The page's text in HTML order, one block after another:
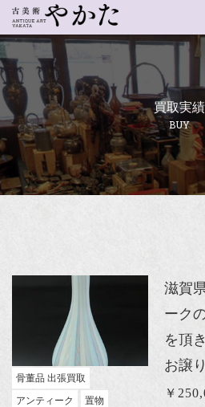
買取実績
BUY
骨董品 出張買取
アンティーク
置物
滋賀
ーク
を頂
お譲
￥